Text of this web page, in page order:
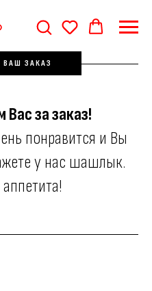
ЗАКАЗ
за заказ!
понравится и Вы
у нас шашлык.